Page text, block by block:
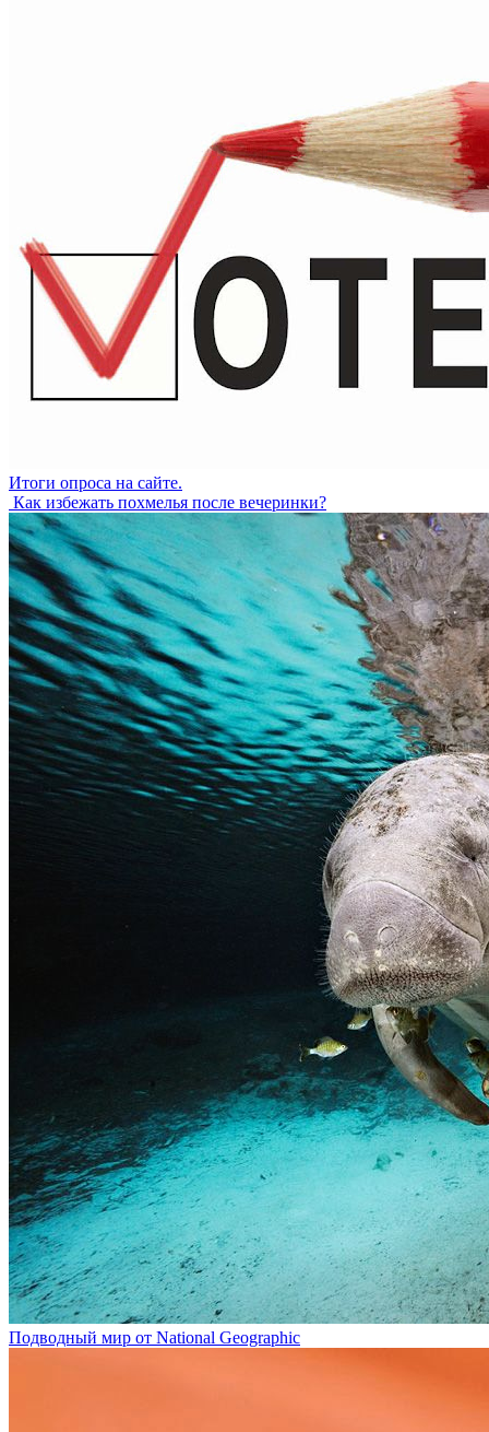
Итоги опроса на сайте.
Как избежать похмелья после вечеринки?
Подводный мир от National Geographic